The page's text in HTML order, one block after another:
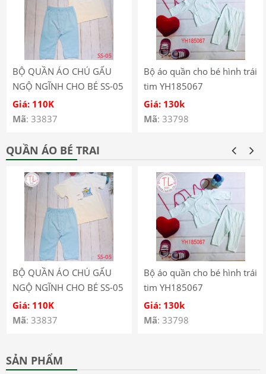
BỘ QUẦN ÁO CHÚ GẤU
NGỘ NGĨNH CHO BÉ SS-05
Giá: 110K
Mã: 33837
Bộ áo quần cho bé hình trái
tim YH185067
Giá: 130k
Mã: 33798
QUẦN ÁO BÉ TRAI
BỘ QUẦN ÁO CHÚ GẤU
NGỘ NGĨNH CHO BÉ SS-05
Giá: 110K
Mã: 33837
Bộ áo quần cho bé hình trái
tim YH185067
Giá: 130k
Mã: 33798
SẢN PHẨM